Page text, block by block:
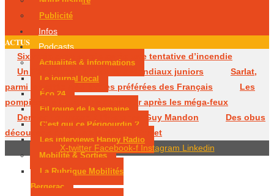
Publicité
Infos
Podcasts
Actualités & Informations
Le journal local
Éco 24
Fil rouge de la semaine
C’est qui ce Périgourdin ?
Les interviews Happy Radio
Mobilité & Sorties
La Rubrique Mobilités
Bergerac
ACTUS
Six mois avec sursis après une tentative d’incendie
Un Périgourdin en lice aux Mondiaux juniors
Sarlat,
parmi les cités médiévales préférées des Français
Les
pompiers de Dordogne de retour après les méga-feux
Dernier hommage à l’historien Guy Mandon
Des obus
découverts dans une maison à Eymet
X-twitter Facebook-f Instagram Linkedin